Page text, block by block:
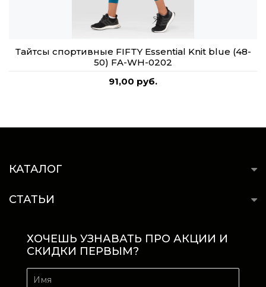
Тайтсы спортивные FIFTY Essential Knit blue (48-
50) FA-WH-0202
91,00 руб.
КАТАЛОГ
СТАТЬИ
ХОЧЕШЬ УЗНАВАТЬ ПРО АКЦИИ И
СКИДКИ ПЕРВЫМ?